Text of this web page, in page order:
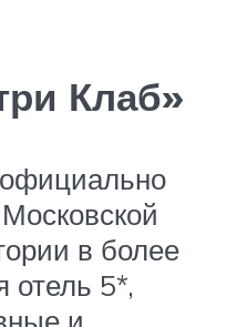
Клаб»
в более
отель 5*,
и